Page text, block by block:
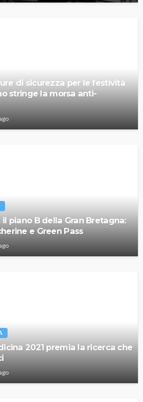
di sicurezza per le festività
stringe la morsa anti-
piano B della Gran Bretagna:
e Green Pass
2021 premia la ricerca che